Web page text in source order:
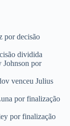
por decisão
dividida
Johnson por
venceu Julius
por finalização
por finalização